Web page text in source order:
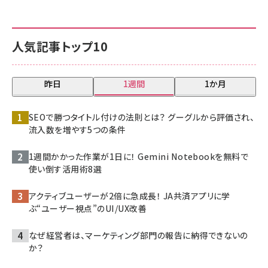
人気記事トップ10
昨日 1週間 1か月
SEOで勝つタイトル付けの法則とは？ グーグルから評価され、
流入数を増やす5つの条件
1週間かかった作業が1日に！ Gemini Notebookを無料で
使い倒す活用術8選
アクティブユーザーが2倍に急成長！ JA共済アプリに学
ぶ“ユーザー視点”のUI/UX改善
なぜ経営者は、マーケティング部門の報告に納得できないの
か？